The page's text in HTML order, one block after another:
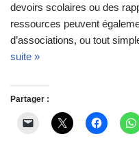
devoirs scolaires ou des
ressources peuvent
d’associations, ou tout
suite »
Partager :